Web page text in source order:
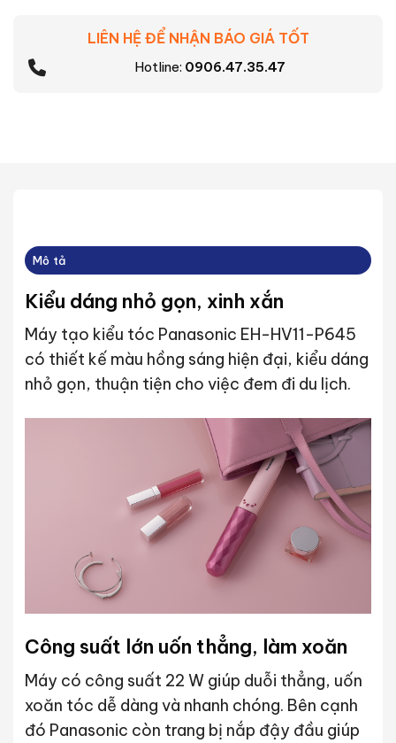
LIÊN HỆ ĐỂ NHẬN BÁO GIÁ TỐT
Hotline: 0906.47.35.47
Mô tả
Kiểu dáng nhỏ gọn, xinh xắn
Máy tạo kiểu tóc Panasonic EH-HV11-P645
có thiết kế màu hồng sáng hiện đại, kiểu dáng
nhỏ gọn, thuận tiện cho việc đem đi du lịch.
Công suất lớn uốn thẳng, làm xoăn
Máy có công suất 22 W giúp duỗi thẳng, uốn
xoăn tóc dễ dàng và nhanh chóng. Bên cạnh
đó Panasonic còn trang bị nắp đậy đầu giúp